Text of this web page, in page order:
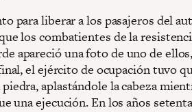
para liberar a los pasajeros del
los combatientes de la
apareció una foto de uno de
el ejército de ocupación tuvo
aplastándole la cabeza
una ejecución. En los años